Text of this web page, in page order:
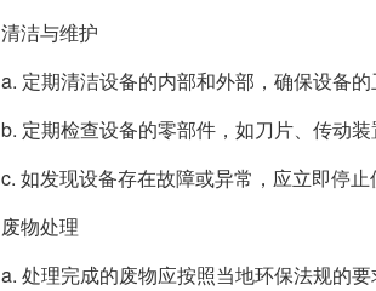
清洁与维护
a. 定期清洁设备的内部和外部，确保设备的
b. 定期检查设备的零部件，如刀片、传动装
c. 如发现设备存在故障或异常，应立即停止
废物处理
a. 处理完成的废物应按照当地环保法规的